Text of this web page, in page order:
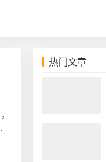
热门文章